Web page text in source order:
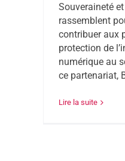
Souveraineté
rassemblent
contribuer aux
protection de
numérique au
ce partenariat,
Lire la suite